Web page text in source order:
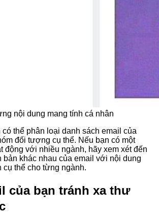
nội dung mang tính cá nhân
thể phân loại danh sách email của
đối tượng cụ thể. Nếu bạn có một
động với nhiều ngành, hãy xem xét đến
bản khác nhau của email với nội dung
cụ thể cho từng ngành.
của bạn tránh xa thư